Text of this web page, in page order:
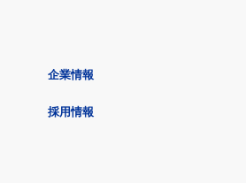
企業情報
採用情報